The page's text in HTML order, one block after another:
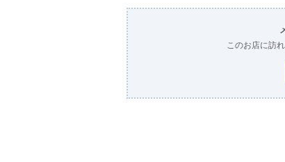
このお店に訪